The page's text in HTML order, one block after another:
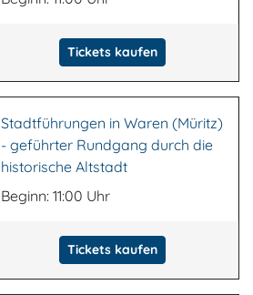
Tickets kaufen
Stadtführungen in Waren (Müritz)
- geführter Rundgang durch die
historische Altstadt
Beginn: 11:00 Uhr
Tickets kaufen